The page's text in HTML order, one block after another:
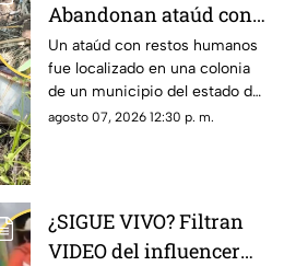
Abandonan ataúd con
RESTOS HUMANOS en
colonia de Veracruz
(+FOTOS)
Un ataúd con restos humanos
fue localizado en una colonia
de un municipio del estado de
Veracruz; esto es lo que se
agosto 07, 2026 12:30 p. m.
¿SIGUE VIVO? Filtran
VIDEO del influencer